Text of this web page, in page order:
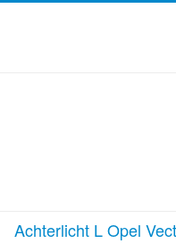
Achterlicht L Opel